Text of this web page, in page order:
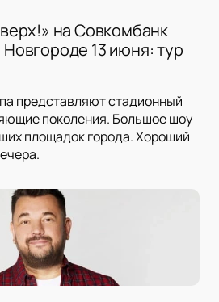
на Совкомбанк
13 июня: тур
представляют стадионный
поколения. Большое шоу
площадок города. Хороший